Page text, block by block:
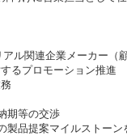
ル関連企業メーカー（
るプロモーション推進
期等の交渉
製品提案マイルストーン